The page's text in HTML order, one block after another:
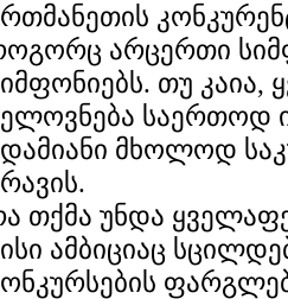
არცერთი
თუ კაია,
საერთოდ
მხოლოდ
თქმა უნდა
ამბიციაც